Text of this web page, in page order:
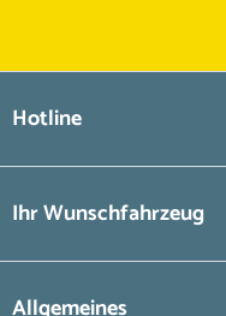
Hotline
Ihr Wunschfahrzeug
Allgemeines